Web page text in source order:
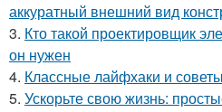
аккуратный внешний вид
3. Кто такой проектировщик
он нужен
4. Классные лайфхаки и
5. Ускорьте свою жизнь: